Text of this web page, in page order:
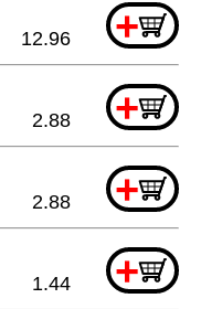
+
12.96
+
2.88
+
2.88
+
1.44